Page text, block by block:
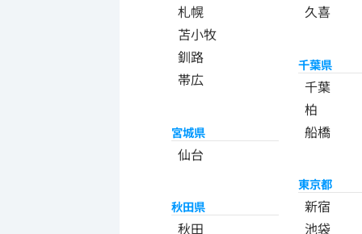
札幌
苫小牧
釧路
帯広
宮城県
仙台
秋田県
秋田
久喜
千葉県
千葉
柏
船橋
東京都
新宿
池袋